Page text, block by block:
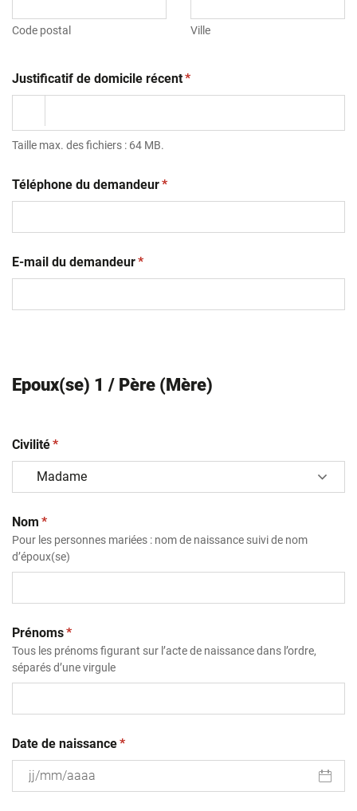
Code postal Ville
Justificatif de domicile récent(obligatoire)
*
Taille max. des fichiers : 64 MB.
Téléphone du demandeur(obligatoire)
*
E-mail du demandeur(obligatoire)
*
Epoux(se) 1 / Père (Mère)
Civilité(obligatoire)
*
Nom (obligatoire)
*
Pour les personnes mariées : nom de naissance suivi de nom
d’époux(se)
Prénoms(obligatoire)
*
Tous les prénoms figurant sur l’acte de naissance dans l’ordre,
séparés d’une virgule
Date de naissance(obligatoire)
*